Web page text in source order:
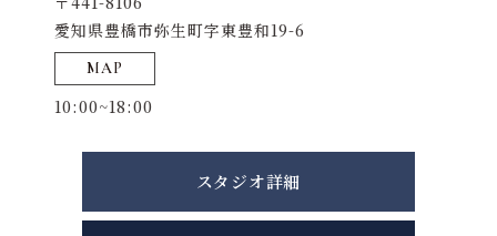
愛知県豊橋市弥生町字東豊和19-6
MAP
10:00~18:00
スタジオ詳細